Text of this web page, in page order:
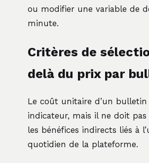
ou modifier une variable de
minute.
Critères de
delà du prix par
Le coût unitaire d’un bulletin
indicateur, mais il ne doit
les bénéfices indirects liés à
quotidien de la plateforme.